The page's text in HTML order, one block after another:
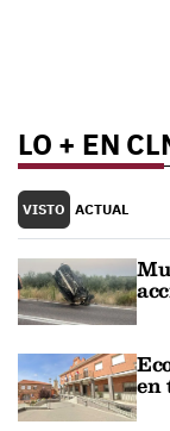
LO + EN
VISTO ACTUAL
en